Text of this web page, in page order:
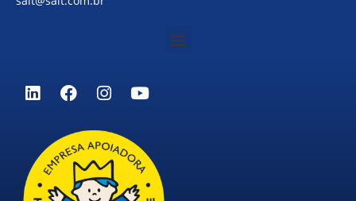
Menu
L
i
e
d
F
a
e
b
o
o
I
n
t
a
g
r
Y
o
u
b
e